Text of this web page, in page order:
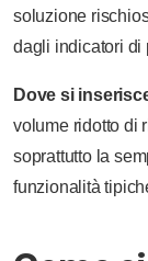
soluzione
dagli indicatori di
Dove si
volume ridotto di
soprattutto la
funzionalità